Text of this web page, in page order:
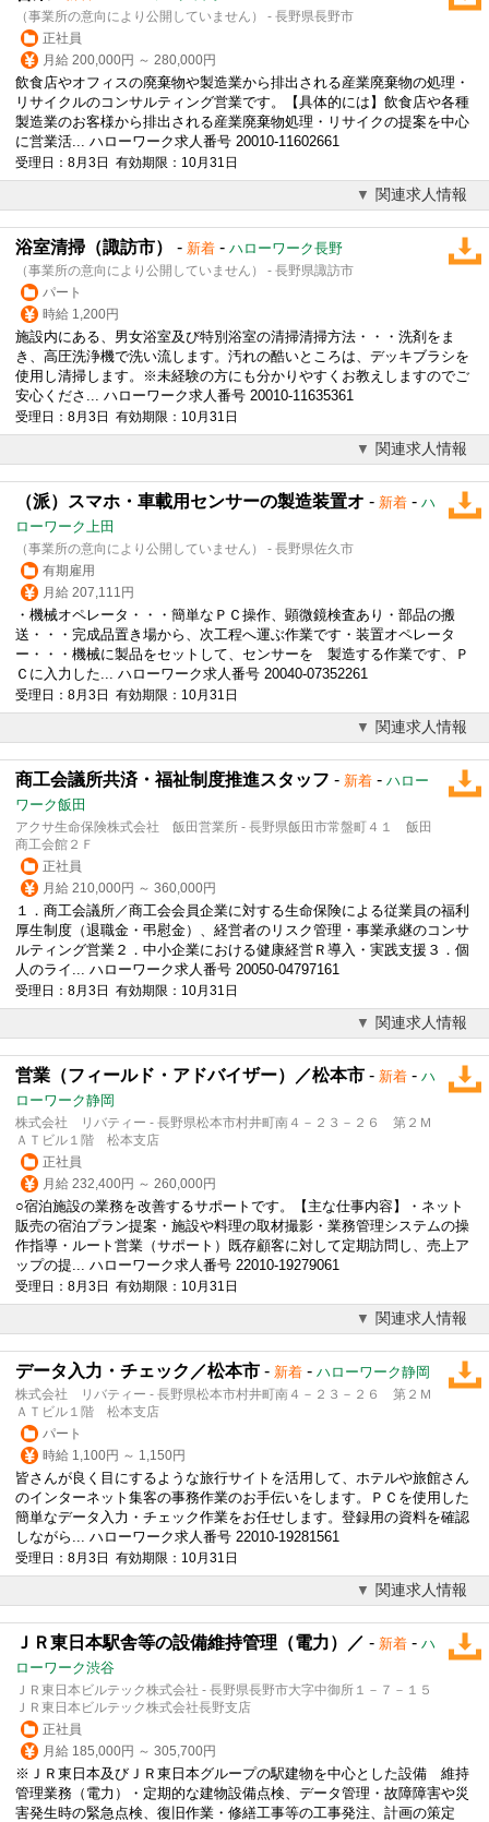
（事業所の意向により公開していません） - 長野県長野市
正社員
月給 200,000円 ～ 280,000円
飲食店やオフィスの廃棄物や製造業から排出される産業廃棄物の処理・
リサイクルのコンサルティング営業です。【具体的には】飲食店や各種
製造業のお客様から排出される産業廃棄物処理・リサイクの提案を中心
に営業活... ハローワーク求人番号 20010-11602661
受理日：8月3日 有効期限：10月31日
関連求人情報
浴室清掃（諏訪市） - 新着 - ハローワーク長野
（事業所の意向により公開していません） - 長野県諏訪市
パート
時給 1,200円
施設内にある、男女浴室及び特別浴室の清掃清掃方法・・・洗剤をま
き、高圧洗浄機で洗い流します。汚れの酷いところは、デッキブラシを
使用し清掃します。※未経験の方にも分かりやすくお教えしますのでご
安心くださ... ハローワーク求人番号 20010-11635361
受理日：8月3日 有効期限：10月31日
関連求人情報
（派）スマホ・車載用センサーの製造装置オ - 新着 - ハ
ローワーク上田
（事業所の意向により公開していません） - 長野県佐久市
有期雇用
月給 207,111円
・機械オペレータ・・・簡単なＰＣ操作、顕微鏡検査あり・部品の搬
送・・・完成品置き場から、次工程へ運ぶ作業です・装置オペレータ
ー・・・機械に製品をセットして、センサーを 製造する作業です、Ｐ
Ｃに入力した... ハローワーク求人番号 20040-07352261
受理日：8月3日 有効期限：10月31日
関連求人情報
商工会議所共済・福祉制度推進スタッフ - 新着 - ハロー
ワーク飯田
アクサ生命保険株式会社 飯田営業所 - 長野県飯田市常盤町４１ 飯田
商工会館２Ｆ
正社員
月給 210,000円 ～ 360,000円
１．商工会議所／商工会会員企業に対する生命保険による従業員の福利
厚生制度（退職金・弔慰金）、経営者のリスク管理・事業承継のコンサ
ルティング営業２．中小企業における健康経営Ｒ導入・実践支援３．個
人のライ... ハローワーク求人番号 20050-04797161
受理日：8月3日 有効期限：10月31日
関連求人情報
営業（フィールド・アドバイザー）／松本市 - 新着 - ハ
ローワーク静岡
株式会社 リバティー - 長野県松本市村井町南４－２３－２６ 第２Ｍ
ＡＴビル１階 松本支店
正社員
月給 232,400円 ～ 260,000円
○宿泊施設の業務を改善するサポートです。【主な仕事内容】・ネット
販売の宿泊プラン提案・施設や料理の取材撮影・業務管理システムの操
作指導・ルート営業（サポート）既存顧客に対して定期訪問し、売上ア
ップの提... ハローワーク求人番号 22010-19279061
受理日：8月3日 有効期限：10月31日
関連求人情報
データ入力・チェック／松本市 - 新着 - ハローワーク静岡
株式会社 リバティー - 長野県松本市村井町南４－２３－２６ 第２Ｍ
ＡＴビル１階 松本支店
パート
時給 1,100円 ～ 1,150円
皆さんが良く目にするような旅行サイトを活用して、ホテルや旅館さん
のインターネット集客の事務作業のお手伝いをします。ＰＣを使用した
簡単なデータ入力・チェック作業をお任せします。登録用の資料を確認
しながら... ハローワーク求人番号 22010-19281561
受理日：8月3日 有効期限：10月31日
関連求人情報
ＪＲ東日本駅舎等の設備維持管理（電力）／ - 新着 - ハ
ローワーク渋谷
ＪＲ東日本ビルテック株式会社 - 長野県長野市大字中御所１－７－１５
ＪＲ東日本ビルテック株式会社長野支店
正社員
月給 185,000円 ～ 305,700円
※ＪＲ東日本及びＪＲ東日本グループの駅建物を中心とした設備 維持
管理業務（電力）・定期的な建物設備点検、データ管理・故障障害や災
害発生時の緊急点検、復旧作業・修繕工事等の工事発注、計画の策定